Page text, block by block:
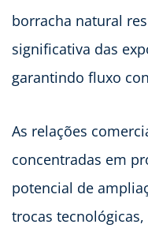
borracha natural
significativa das
garantindo fluxo
As relações
concentradas em
potencial de
trocas